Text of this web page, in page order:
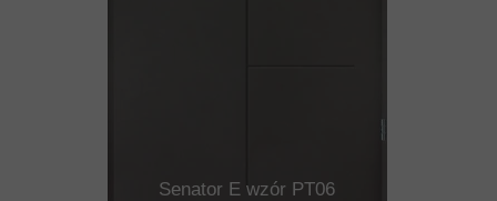
Senator E wzór PT06